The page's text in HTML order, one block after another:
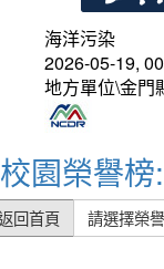
海洋污染
2026-05-19,
地方單位\金門
校園榮譽
回首頁 請選擇榮